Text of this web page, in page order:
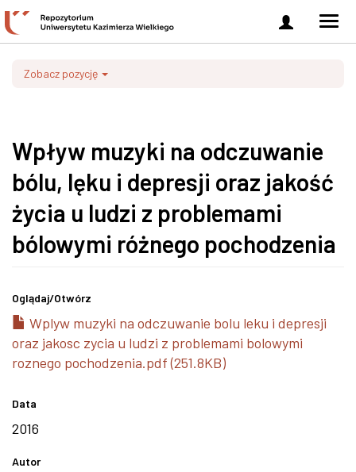
Zaloguj
się
Zobacz pozycję
Wpływ muzyki na odczuwanie
bólu, lęku i depresji oraz jakość
życia u ludzi z problemami
bólowymi różnego pochodzenia
Oglądaj/Otwórz
Wplyw muzyki na odczuwanie bolu leku i depresji
oraz jakosc zycia u ludzi z problemami bolowymi
roznego pochodzenia.pdf (251.8KB)
Data
2016
Autor